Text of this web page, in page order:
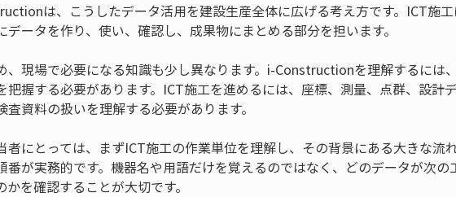
は、こうしたデータ活用を建設生産全体に広げる考え方です。ICT施
データを作り、使い、確認し、成果物にまとめる部分を担います。
、現場で必要になる知識も少し異なります。i-Constructionを理解するには
把握する必要があります。ICT施工を進めるには、座標、測量、点群、設計
査資料の扱いを理解する必要があります。
者にとっては、まずICT施工の作業単位を理解し、その背景にある大きな
番が実務的です。機器名や用語だけを覚えるのではなく、どのデータが次
かを確認することが大切です。